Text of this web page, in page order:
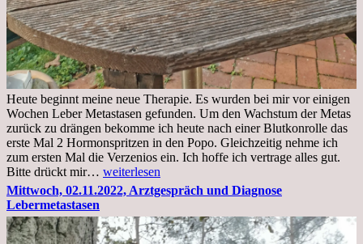
Heute beginnt meine neue Therapie. Es wurden bei mir vor einigen
Wochen Leber Metastasen gefunden. Um den Wachstum der Metas
zurück zu drängen bekomme ich heute nach einer Blutkonrolle das
erste Mal 2 Hormonspritzen in den Popo. Gleichzeitig nehme ich
zum ersten Mal die Verzenios ein. Ich hoffe ich vertrage alles gut.
Bitte drückt mir… Mittwoch,
09.11.2022
weiterlesen
Mittwoch, 02.11.2022, Arztgespräch und Diagnose
Lebermetastasen